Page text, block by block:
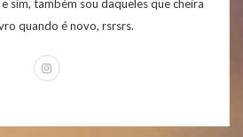
sim, também sou daqueles que cheira
quando é novo, rsrsrs.